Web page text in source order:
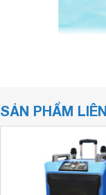
SẢN PHẨM